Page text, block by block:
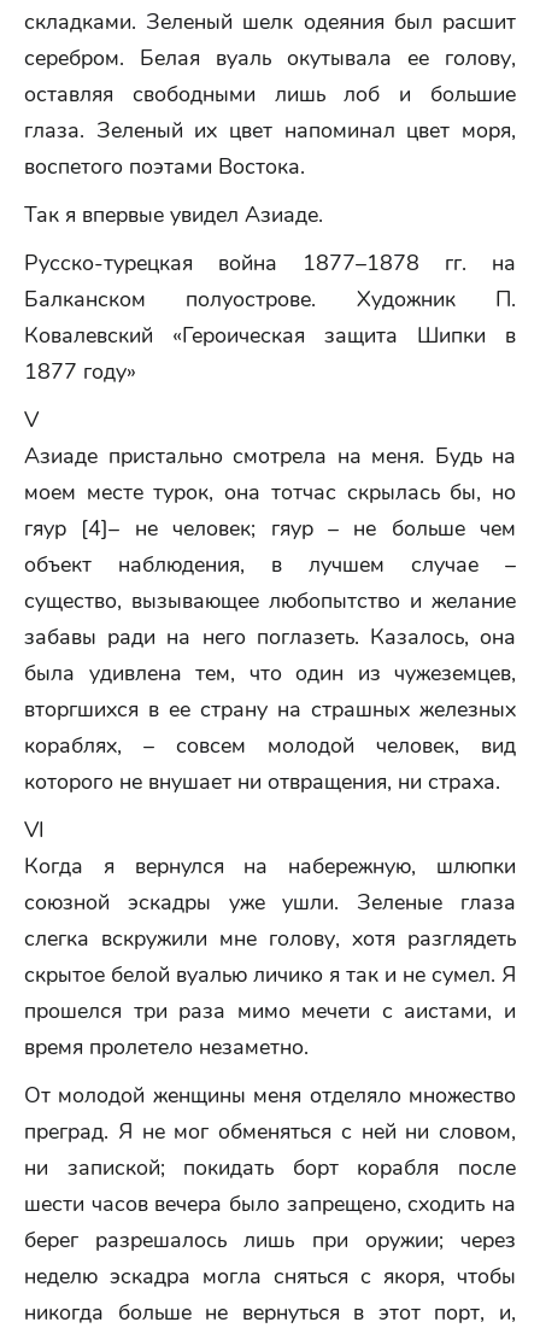
складками. Зеленый шелк одеяния был расшит
серебром. Белая вуаль окутывала ее голову,
оставляя свободными лишь лоб и большие
глаза. Зеленый их цвет напоминал цвет моря,
воспетого поэтами Востока.
Так я впервые увидел Азиаде.
Русско-турецкая война 1877–1878 гг. на
Балканском полуострове. Художник П.
Ковалевский «Героическая защита Шипки в
1877 году»
V
Азиаде пристально смотрела на меня. Будь на
моем месте турок, она тотчас скрылась бы, но
гяур [4]– не человек; гяур – не больше чем
объект наблюдения, в лучшем случае –
существо, вызывающее любопытство и желание
забавы ради на него поглазеть. Казалось, она
была удивлена тем, что один из чужеземцев,
вторгшихся в ее страну на страшных железных
кораблях, – совсем молодой человек, вид
которого не внушает ни отвращения, ни страха.
VI
Когда я вернулся на набережную, шлюпки
союзной эскадры уже ушли. Зеленые глаза
слегка вскружили мне голову, хотя разглядеть
скрытое белой вуалью личико я так и не сумел. Я
прошелся три раза мимо мечети с аистами, и
время пролетело незаметно.
От молодой женщины меня отделяло множество
преград. Я не мог обменяться с ней ни словом,
ни запиской; покидать борт корабля после
шести часов вечера было запрещено, сходить на
берег разрешалось лишь при оружии; через
неделю эскадра могла сняться с якоря, чтобы
никогда больше не вернуться в этот порт, и,